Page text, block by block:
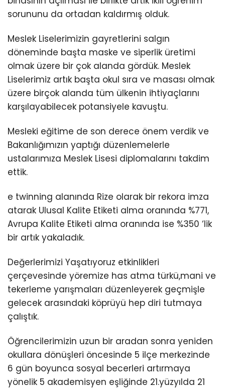
sorununu da ortadan kaldırmış olduk.
Meslek Liselerimizin gayretlerini salgın
döneminde başta maske ve siperlik üretimi
olmak üzere bir çok alanda gördük. Meslek
Liselerimiz artık başta okul sıra ve masası olmak
üzere birçok alanda tüm ülkenin ihtiyaçlarını
karşılayabilecek potansiyele kavuştu.
Mesleki eğitime de son derece önem verdik ve
Bakanlığımızın yaptığı düzenlemelerle
ustalarımıza Meslek Lisesi diplomalarını takdim
ettik.
e twinning alanında Rize olarak bir rekora imza
atarak Ulusal Kalite Etiketi alma oranında %771,
Avrupa Kalite Etiketi alma oranında ise %350 ‘lik
bir artık yakaladık.
Değerlerimizi Yaşatıyoruz etkinlikleri
çerçevesinde yöremize has atma türkü,mani ve
tekerleme yarışmaları düzenleyerek geçmişle
gelecek arasındaki köprüyü hep diri tutmaya
çalıştık.
Öğrencilerimizin uzun bir aradan sonra yeniden
okullara dönüşleri öncesinde 5 ilçe merkezinde
6 gün boyunca sosyal becerleri artırmaya
yönelik 5 akademisyen eşliğinde 21.yüzyılda 21